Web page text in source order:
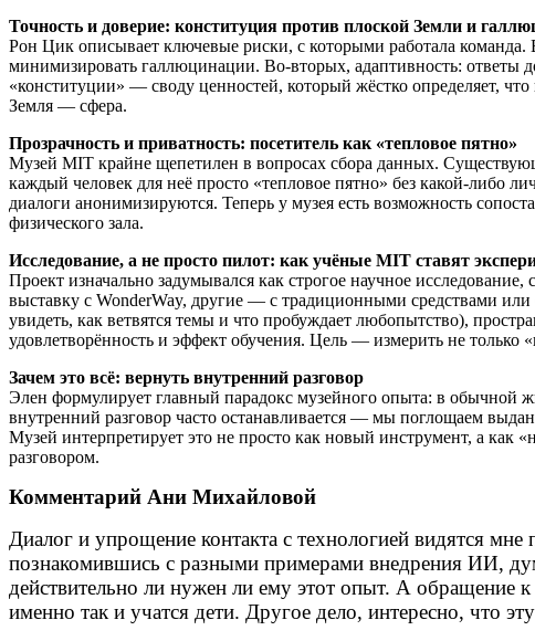
Точность и доверие: конституция против плоской Земли и
Рон Цик описывает ключевые риски, с которыми работала
минимизировать галлюцинации. Во-вторых, адаптивность: ответы
«конституции» — своду ценностей, который жёстко определяет,
Земля — сфера.
Прозрачность и приватность: посетитель как «тепловое пятно»
Музей MIT крайне щепетилен в вопросах сбора данных.
каждый человек для неё просто «тепловое пятно» без какой-либо
диалоги анонимизируются. Теперь у музея есть возможность
физического зала.
Исследование, а не просто пилот: как учёные MIT ставят
Проект изначально задумывался как строгое научное
выставку с WonderWay, другие — с традиционными средствами или
увидеть, как ветвятся темы и что пробуждает любопытство),
удовлетворённость и эффект обучения. Цель — измерить не только
Зачем это всё: вернуть внутренний разговор
Элен формулирует главный парадокс музейного опыта: в обычной
внутренний разговор часто останавливается — мы поглощаем
Музей интерпретирует это не просто как новый инструмент, а
разговором.
Комментарий Ани Михайловой
Диалог и упрощение контакта с технологией видятся
познакомившись с разными примерами внедрения ИИ,
действительно ли нужен ли ему этот опыт. А обращение
именно так и учатся дети. Другое дело, интересно, что